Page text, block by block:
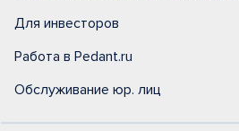
Для инвесторов
Работа в Pedant.ru
Обслуживание юр. лиц